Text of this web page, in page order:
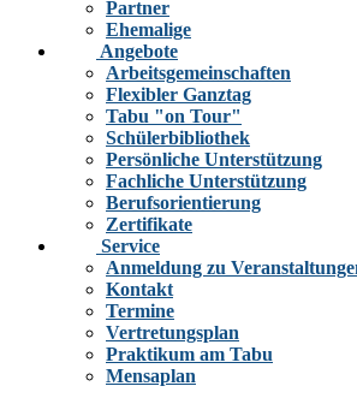
Partner
Ehemalige
Angebote
Arbeitsgemeinschaften
Flexibler Ganztag
Tabu "on Tour"
Schülerbibliothek
Persönliche Unterstützung
Fachliche Unterstützung
Berufsorientierung
Zertifikate
Service
Anmeldung zu
Kontakt
Termine
Vertretungsplan
Praktikum am Tabu
Mensaplan